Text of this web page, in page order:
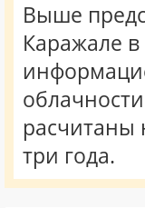
Выше
Каражале
расчитаны
три года.